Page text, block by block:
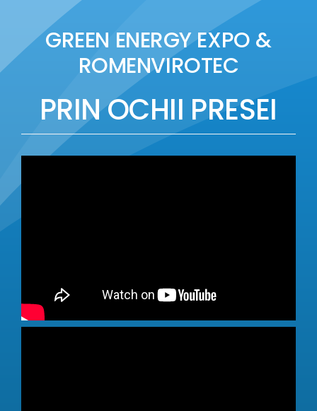
GREEN ENERGY EXPO &
ROMENVIROTEC
PRIN OCHII PRESEI